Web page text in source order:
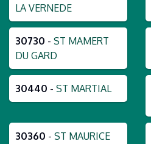
LA VERNEDE
30730 - ST MAMERT
DU GARD
30440 - ST MARTIAL
30360 - ST MAURICE